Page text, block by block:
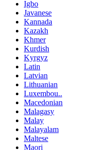
Igbo
Javanese
Kannada
Kazakh
Khmer
Kurdish
Kyrgyz
Latin
Latvian
Lithuanian
Luxembou..
Macedonian
Malagasy
Malay
Malayalam
Maltese
Maori